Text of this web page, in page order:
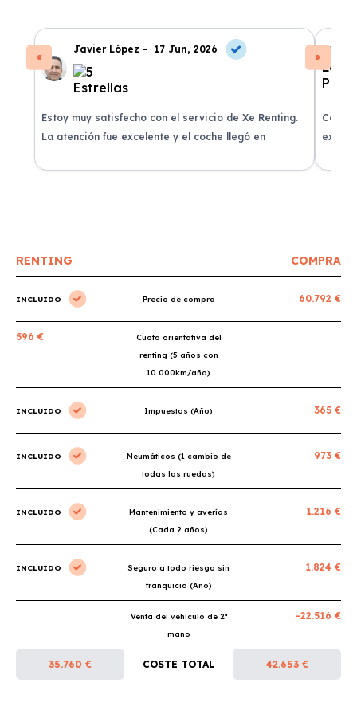
Javier López - 17 Jun, 2026
Estoy muy satisfecho con el servicio de Xe Renting.
La atención fue excelente y el coche llegó en
RENTING COMPRA
INCLUIDO Precio de compra 60.792 €
596 €
Cuota orientativa del
renting (5 años con
10.000km/año)
INCLUIDO Impuestos (Año) 365 €
INCLUIDO
Neumáticos (1 cambio de
todas las ruedas)
973 €
INCLUIDO
Mantenimiento y averías
(Cada 2 años)
1.216 €
INCLUIDO
Seguro a todo riesgo sin
franquicia (Año)
1.824 €
Venta del vehículo de 2ª
mano
-22.516 €
35.760 € COSTE TOTAL 42.653 €